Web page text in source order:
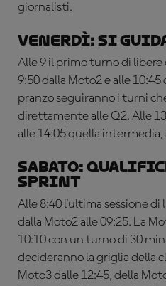
giornalisti.
Venerdì: si
Alle 9 il primo turno di
9:50 dalla Moto2 e alle 10:45
pranzo seguiranno i turni
direttamente alle Q2. Alle
alle 14:05 quella intermedia,
Sabato:
Sprint
Alle 8:40 l'ultima sessione
dalla Moto2 alle 09:25. La
10:10 con un turno di 30
decideranno la griglia della
Moto3 dalle 12:45, della